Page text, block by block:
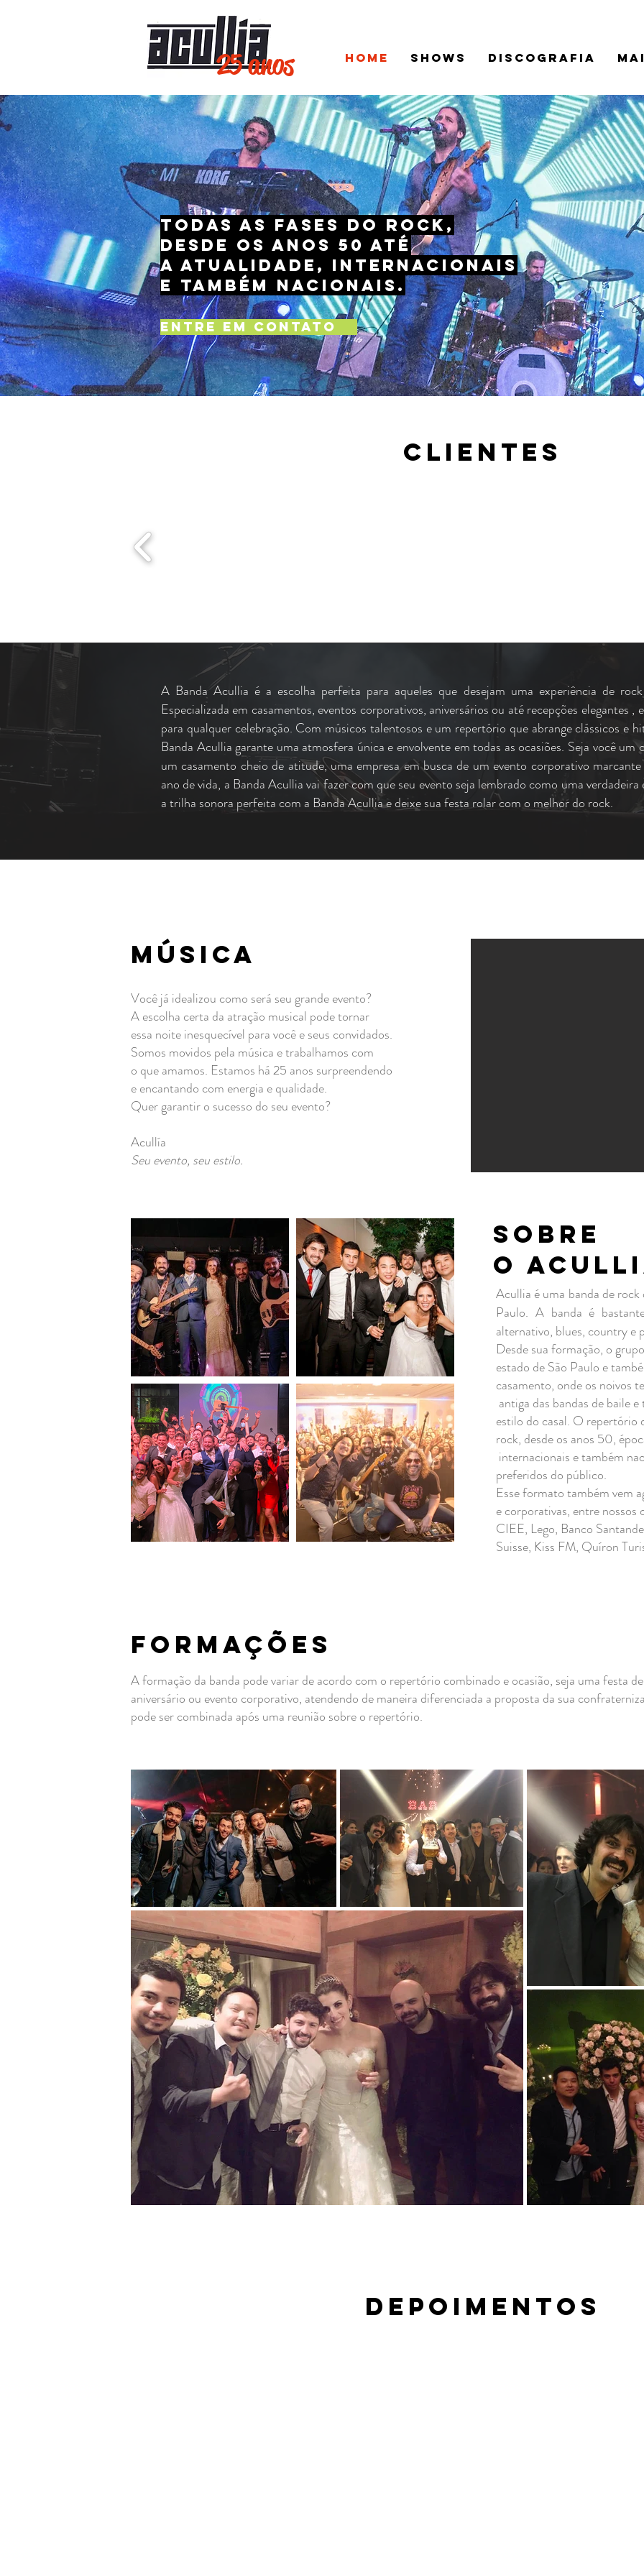
25 anos HOME SHOWS DISCOGRAFIA
Todas as fases do rock,
desde os anos 50 até
a atualidade, internacionais
e também nacionais.
ENTRE EM CONTATO
CLIENTES
A Banda Acullia é a escolha perfeita para aqueles que desejam uma experiência de
Especializada em casamentos, eventos corporativos, aniversários ou até recepções elegantes ,
para qualquer celebração. Com músicos talentosos e um repertório que abrange clássicos e
Banda Acullia garante uma atmosfera única e envolvente em todas as ocasiões. Seja você um
um casamento cheio de atitude, uma empresa em busca de um evento corporativo
ano de vida, a Banda Acullia vai fazer com que seu evento seja lembrado como uma
a trilha sonora perfeita com a Banda Acullia e deixe sua festa rolar com o melhor do rock.
MÚSICA
Você já idealizou como será seu grande evento?
A escolha certa da atração musical pode tornar
essa noite inesquecível para você e seus convidados.
Somos movidos pela música e trabalhamos com
o que amamos. Estamos há 25 anos surpreendendo
e encantando com energia e qualidade.
Quer garantir o sucesso do seu evento?
Acullía
Seu evento, seu estilo.
FORMAÇÕES
A formação da banda pode variar de acordo com o repertório combinado e ocasião, seja uma festa
aniversário ou evento corporativo, atendendo de maneira diferenciada a proposta da sua
pode ser combinada após uma reunião sobre o repertório.
Sobre
o
Acullia é uma banda de
Paulo. A banda é
alternativo, blues, country e
Desde sua formação, o
estado de São Paulo e
casamento, onde os noivos
antiga das bandas de baile
estilo do casal. O repertório
rock, desde os anos 50,
internacionais e também
preferidos do público.
Esse formato também vem
e corporativas, entre
CIEE, Lego, Banco
Suisse, Kiss FM, Quíron
depoimentos